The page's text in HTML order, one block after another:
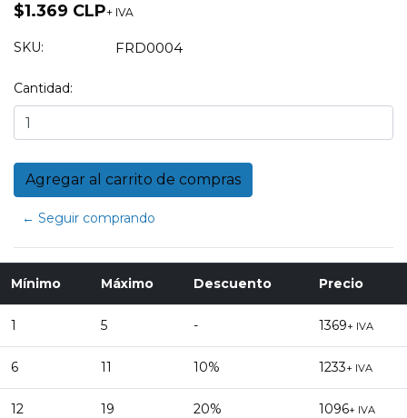
$1.369 CLP+ IVA
SKU: FRD0004
Cantidad:
← Seguir comprando
Mínimo Máximo Descuento Precio
1 5 - 1369+ IVA
6 11 10% 1233+ IVA
12 19 20% 1096+ IVA